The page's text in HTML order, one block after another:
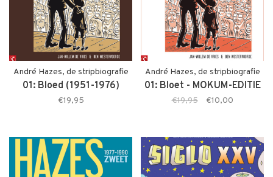
André Hazes, de stripbiografie
01: Bloed (1951-1976)
€19,95
André Hazes, de stripbiografie
01: Bloet - MOKUM-EDITIE
€19,95 €10,00